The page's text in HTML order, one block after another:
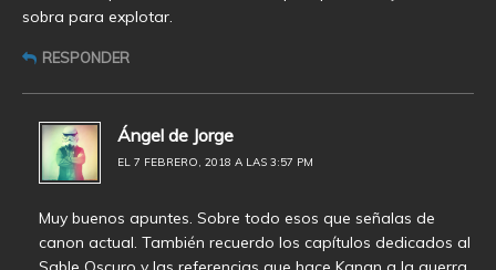
sobra para explotar.
RESPONDER
Ángel de Jorge
EL 7 FEBRERO, 2018 A LAS 3:57 PM
Muy buenos apuntes. Sobre todo esos que señalas de
canon actual. También recuerdo los capítulos dedicados al